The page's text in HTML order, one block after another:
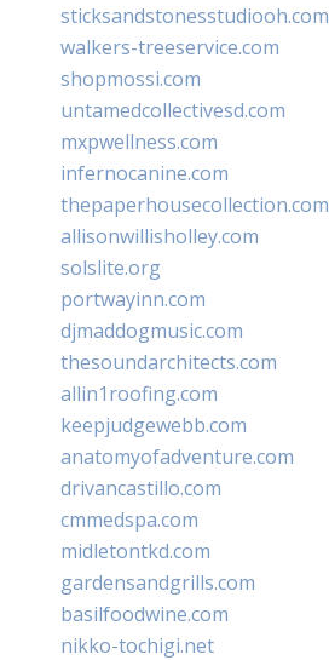
sticksandstonesstudiooh.com
walkers-treeservice.com
shopmossi.com
untamedcollectivesd.com
mxpwellness.com
infernocanine.com
thepaperhousecollection.com
allisonwillisholley.com
solslite.org
portwayinn.com
djmaddogmusic.com
thesoundarchitects.com
allin1roofing.com
keepjudgewebb.com
anatomyofadventure.com
drivancastillo.com
cmmedspa.com
midletontkd.com
gardensandgrills.com
basilfoodwine.com
nikko-tochigi.net